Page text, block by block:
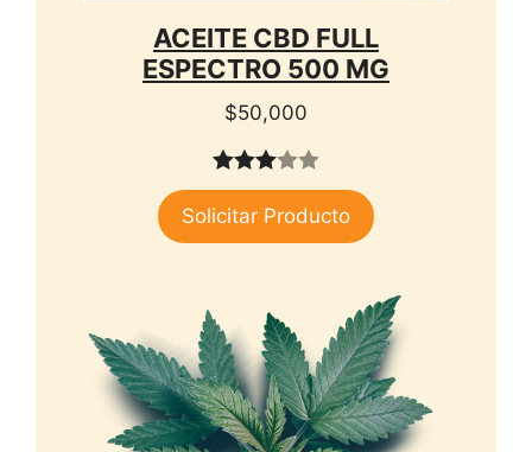
ACEITE CBD FULL
ESPECTRO 500 MG
$50,000
3.00
de 5
Solicitar Producto